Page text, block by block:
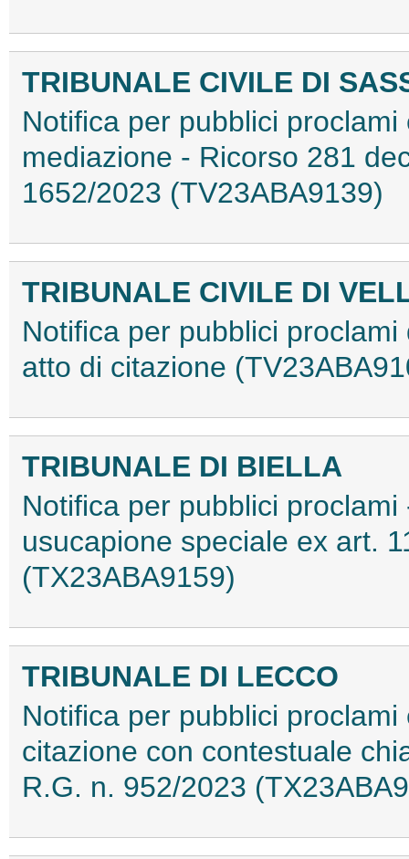
TRIBUNALE CIVILE DI
Notifica per pubblici
mediazione - Ricorso 281
1652/2023 (TV23ABA9139)
TRIBUNALE CIVILE DI
Notifica per pubblici
atto di citazione
TRIBUNALE DI BIELLA
Notifica per pubblici
usucapione speciale ex art.
(TX23ABA9159)
TRIBUNALE DI LECCO
Notifica per pubblici
citazione con contestuale
R.G. n. 952/2023